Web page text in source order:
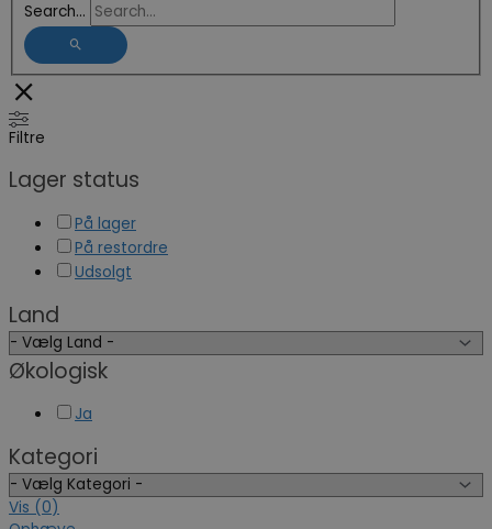
Search...
Filtre
Lager status
På lager
På restordre
Udsolgt
Land
Økologisk
Ja
Kategori
Vis (0)